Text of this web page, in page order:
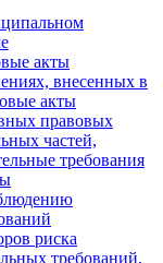
акты
внесенных в
акты
правовых
частей,
требования
риска
требований,